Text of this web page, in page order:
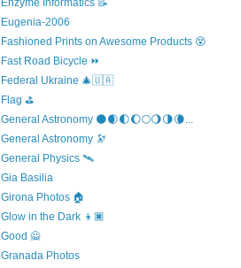
Enzyme Informatics 📝
Eugenia-2006
Fashioned Prints on Awesome Products 😵
Fast Road Bicycle ⏩
Federal Ukraine 🎄🇺🇦
Flag ⛳
General Astronomy 🌑🌒🌓🌔🌕🌖🌗🌘...
General Astronomy 🔭
General Physics 🛰
Gia Basilia
Girona Photos 🏠
Glow in the Dark 👦🏿
Good 🙅
Granada Photos